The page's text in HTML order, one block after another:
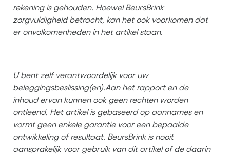
rekening is gehouden. Hoewel BeursBrink
zorgvuldigheid betracht, kan het ook voorkomen dat
er onvolkomenheden in het artikel staan.
U bent zelf verantwoordelijk voor uw
beleggingsbeslissing(en).Aan het rapport en de
inhoud ervan kunnen ook geen rechten worden
ontleend. Het artikel is gebaseerd op aannames en
vormt geen enkele garantie voor een bepaalde
ontwikkeling of resultaat. BeursBrink is nooit
aansprakelijk voor gebruik van dit artikel of de daarin